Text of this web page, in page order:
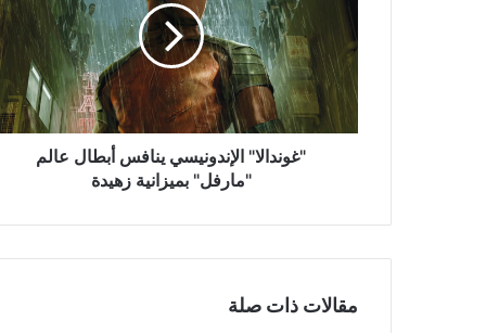
عالم
"مارفل"
بميزانية
زهيدة
"غوندالا" الإندونيسي ينافس أبطال عالم
"مارفل" بميزانية زهيدة
مقالات ذات صلة